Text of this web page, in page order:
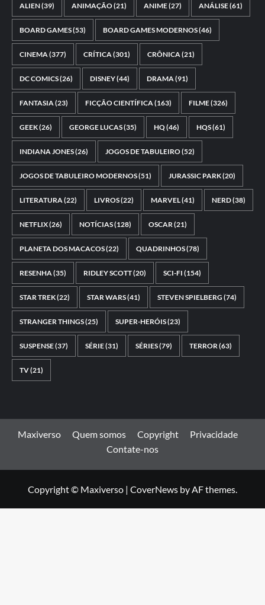
ALIEN(39) ANIMAÇÃO(21) ANIME(27) ANÁLISE(61)
BOARD GAMES(53) BOARD GAMES MODERNOS(46)
CINEMA(377) CRÍTICA(301) CRÔNICA(21)
DC COMICS(26) DISNEY(44) DRAMA(91)
FANTASIA(23) FICÇÃO CIENTÍFICA(163) FILME(326)
GEEK(26) GEORGE LUCAS(35) HQ(46) HQS(61)
INDIANA JONES(26) JOGOS DE TABULEIRO(52)
JOGOS DE TABULEIRO MODERNOS(51) JURASSIC PARK(20)
LITERATURA(22) LIVROS(22) MARVEL(41) NERD(38)
NETFLIX(26) NOTÍCIAS(128) OSCAR(21)
PLANETA DOS MACACOS(22) QUADRINHOS(78)
RESENHA(35) RIDLEY SCOTT(20) SCI-FI (154)
STAR TREK(22) STAR WARS(41) STEVEN SPIELBERG (74)
STRANGER THINGS(25) SUPER-HERÓIS(23)
SUSPENSE(37) SÉRIE(31) SÉRIES(79) TERROR(63)
TV(21)
Maxiverso Quem somos Copyright
Privacidade
Contate-nos
Copyright © Maxiverso | CoverNews by AF themes.